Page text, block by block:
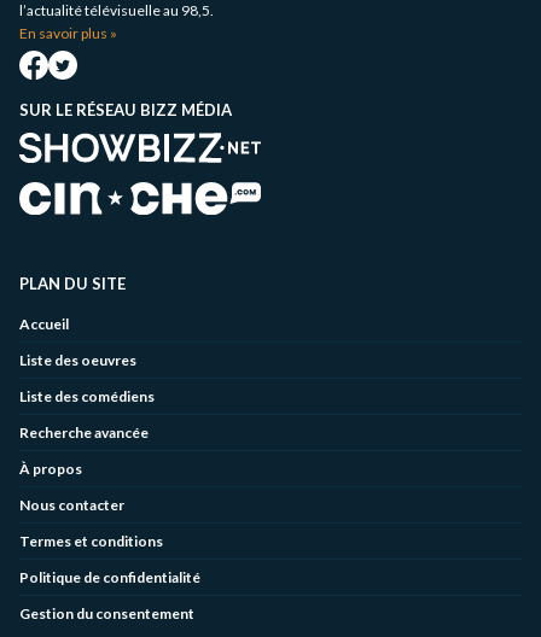
l’actualité télévisuelle au 98,5.
En savoir plus »
SUR LE RÉSEAU BIZZ MÉDIA
PLAN DU SITE
Accueil
Liste des oeuvres
Liste des comédiens
Recherche avancée
À propos
Nous contacter
Termes et conditions
Politique de confidentialité
Gestion du consentement